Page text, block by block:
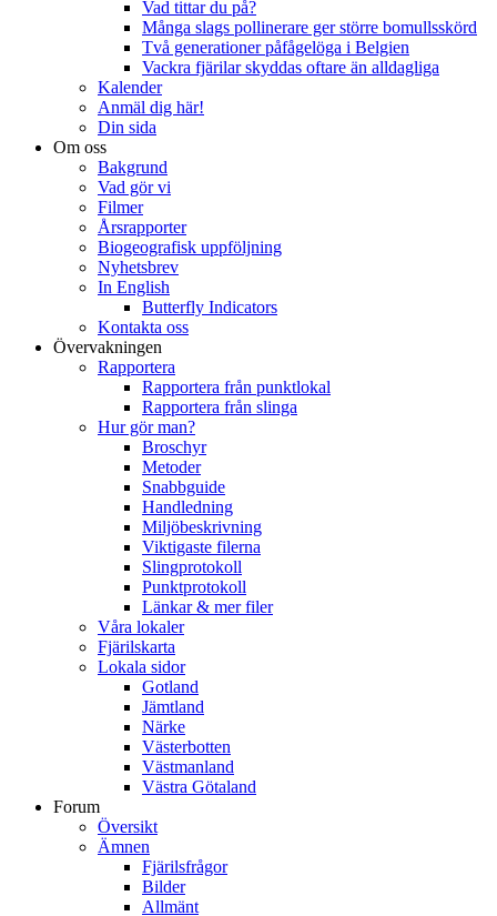
Vad tittar du på?
Många slags pollinerare ger större bomullsskörd
Två generationer påfågelöga i Belgien
Vackra fjärilar skyddas oftare än alldagliga
Kalender
Anmäl dig här!
Din sida
Om oss
Bakgrund
Vad gör vi
Filmer
Årsrapporter
Biogeografisk uppföljning
Nyhetsbrev
In English
Butterfly Indicators
Kontakta oss
Övervakningen
Rapportera
Rapportera från punktlokal
Rapportera från slinga
Hur gör man?
Broschyr
Metoder
Snabbguide
Handledning
Miljöbeskrivning
Viktigaste filerna
Slingprotokoll
Punktprotokoll
Länkar & mer filer
Våra lokaler
Fjärilskarta
Lokala sidor
Gotland
Jämtland
Närke
Västerbotten
Västmanland
Västra Götaland
Forum
Översikt
Ämnen
Fjärilsfrågor
Bilder
Allmänt